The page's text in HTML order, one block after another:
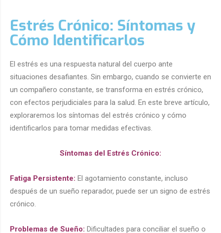
Estrés Crónico: Síntomas y
Cómo Identificarlos
El estrés es una respuesta natural del cuerpo ante
situaciones desafiantes. Sin embargo, cuando se convierte en
un compañero constante, se transforma en estrés crónico,
con efectos perjudiciales para la salud. En este breve artículo,
exploraremos los síntomas del estrés crónico y cómo
identificarlos para tomar medidas efectivas.
Síntomas del Estrés Crónico:
Fatiga Persistente: El agotamiento constante, incluso
después de un sueño reparador, puede ser un signo de estrés
crónico.
Problemas de Sueño: Dificultades para conciliar el sueño o